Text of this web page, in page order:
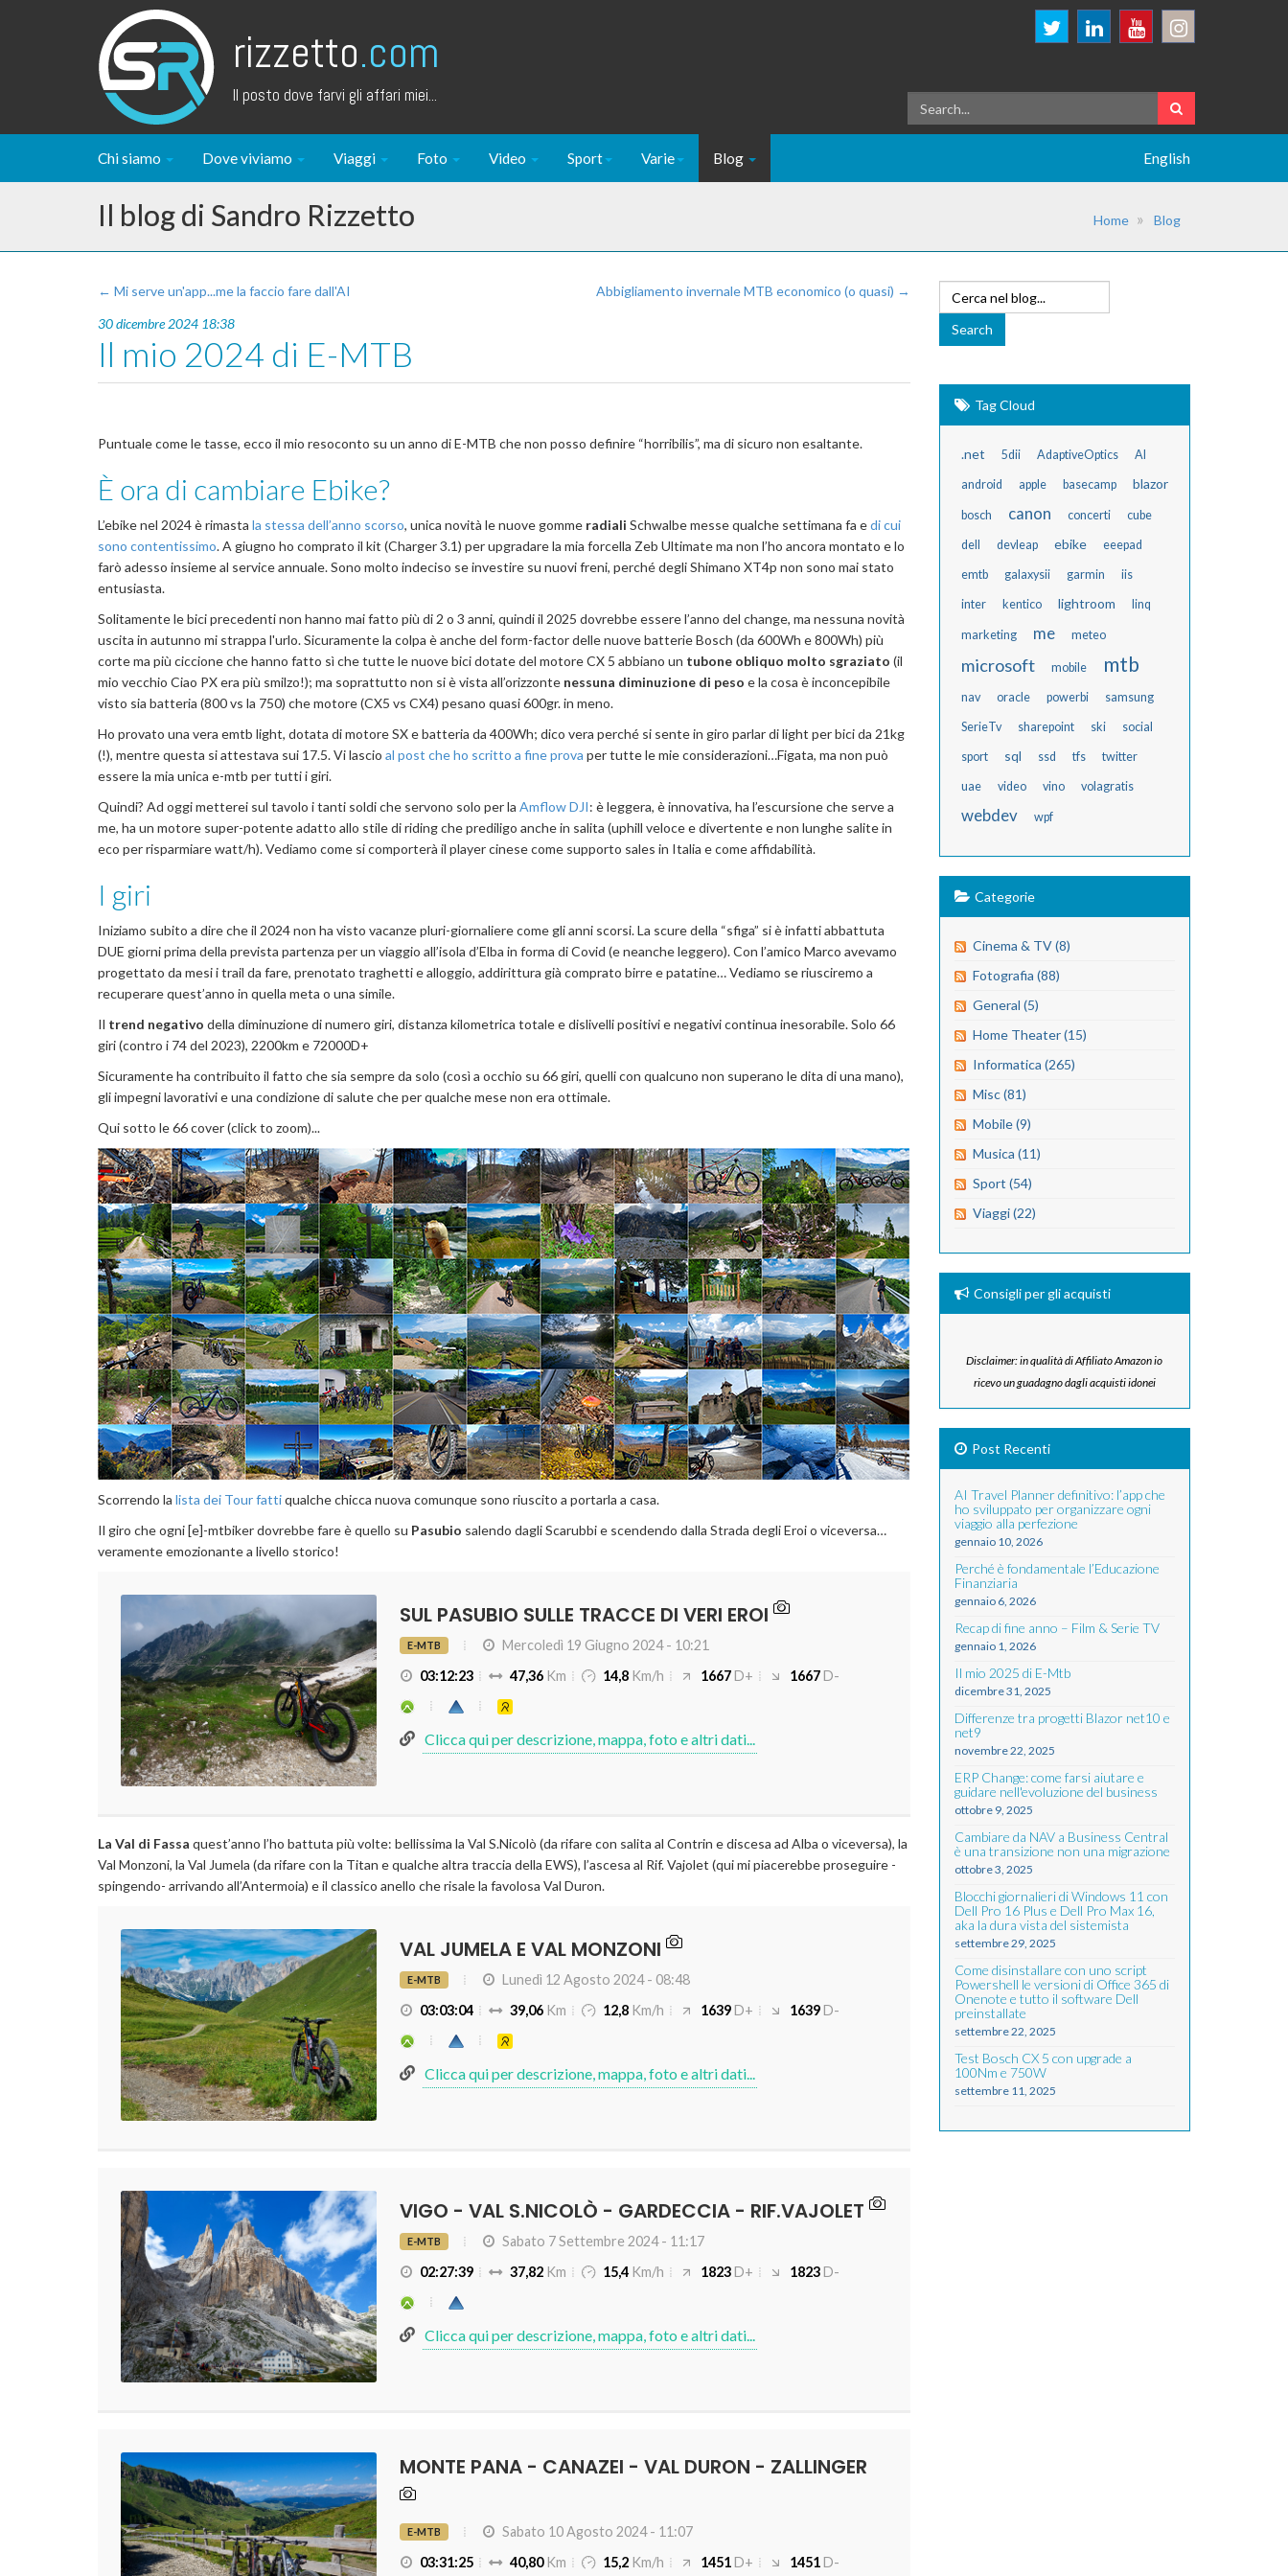
rizzetto.com
Il posto dove farvi gli affari miei...
Chi siamo Dove viviamo Viaggi Foto Video Sport Varie Blog English
Il blog di Sandro Rizzetto Home Blog
← Mi serve un'app...me la faccio fare dall'AI
Abbigliamento invernale MTB economico (o quasi) →
30 dicembre 2024 18:38
Il mio 2024 di E-MTB
Puntuale come le tasse, ecco il mio resoconto su un anno di E-MTB che non posso definire “horribilis”, ma di sicuro non esaltante.
È ora di cambiare Ebike?
L’ebike nel 2024 è rimasta la stessa dell’anno scorso, unica novità le nuove gomme radiali Schwalbe messe qualche settimana fa edi cui
sono contentissimo. A giugno ho comprato il kit (Charger 3.1) per upgradare la mia forcella Zeb Ultimate ma non l’ho ancora montato e lo
farò adesso insieme al service annuale. Sono molto indeciso se investire su nuovi freni, perché degli Shimano XT4p non sono mai stato
entusiasta.
Solitamente le bici precedenti non hanno mai fatto più di 2 o 3 anni, quindi il 2025 dovrebbe essere l’anno del change, ma nessuna novità
uscita in autunno mi strappa l'urlo. Sicuramente la colpa è anche del form-factor delle nuove batterie Bosch (da 600Wh e 800Wh) più
corte ma più ciccione che hanno fatto sì che tutte le nuove bici dotate del motore CX 5 abbiano un tubone obliquo molto sgraziato (il
mio vecchio Ciao PX era più smilzo!); ma soprattutto non si è vista all’orizzonte nessuna diminuzione di peso e la cosa è inconcepibile
visto sia batteria (800 vs la 750) che motore (CX5 vs CX4) pesano quasi 600gr. in meno.
Ho provato una vera emtb light, dotata di motore SX e batteria da 400Wh; dico vera perché si sente in giro parlar di light per bici da 21kg
(!), mentre questa si attestava sui 17.5. Vi lascio al post che ho scritto a fine prova per tutte le mie considerazioni…Figata, ma non può
essere la mia unica e-mtb per tutti i giri.
Quindi? Ad oggi metterei sul tavolo i tanti soldi che servono solo per la Amflow DJI: è leggera, è innovativa, ha l’escursione che serve a
me, ha un motore super-potente adatto allo stile di riding che prediligo anche in salita (uphill veloce e divertente e non lunghe salite in
eco per risparmiare watt/h). Vediamo come si comporterà il player cinese come supporto sales in Italia e come affidabilità.
I giri
Iniziamo subito a dire che il 2024 non ha visto vacanze pluri-giornaliere come gli anni scorsi. La scure della “sfiga” si è infatti abbattuta
DUE giorni prima della prevista partenza per un viaggio all’isola d’Elba in forma di Covid (e neanche leggero). Con l’amico Marco avevamo
progettato da mesi i trail da fare, prenotato traghetti e alloggio, addirittura già comprato birre e patatine… Vediamo se riusciremo a
recuperare quest’anno in quella meta o una simile.
Il trend negativo della diminuzione di numero giri, distanza kilometrica totale e dislivelli positivi e negativi continua inesorabile. Solo 66
giri (contro i 74 del 2023), 2200km e 72000D+
Sicuramente ha contribuito il fatto che sia sempre da solo (così a occhio su 66 giri, quelli con qualcuno non superano le dita di una mano),
gli impegni lavorativi e una condizione di salute che per qualche mese non era ottimale.
Qui sotto le 66 cover (click to zoom)...
Scorrendo la lista dei Tour fattiqualche chicca nuova comunque sono riuscito a portarla a casa.
Il giro che ogni [e]-mtbiker dovrebbe fare è quello su Pasubio salendo dagli Scarubbi e scendendo dalla Strada degli Eroi o viceversa…
veramente emozionante a livello storico!
La Val di Fassa quest’anno l’ho battuta più volte: bellissima la Val S.Nicolò (da rifare con salita al Contrin e discesa ad Alba o viceversa), la
Val Monzoni, la Val Jumela (da rifare con la Titan e qualche altra traccia della EWS), l’ascesa al Rif. Vajolet (qui mi piacerebbe proseguire -
spingendo- arrivando all’Antermoia) e il classico anello che risale la favolosa Val Duron.
Tag Cloud
.net 5dii AdaptiveOptics AI
android apple basecamp blazor
bosch canon concerti cube
dell devleap ebike eeepad
emtb galaxysii garmin iis
inter kentico lightroom linq
marketing me meteo
microsoft mobile mtb
nav oracle powerbi samsung
SerieTv sharepoint ski social
sport sql ssd tfs twitter
uae video vino volagratis
webdev wpf
Categorie
Cinema & TV (8)
Fotografia (88)
General (5)
Home Theater (15)
Informatica (265)
Misc (81)
Mobile (9)
Musica (11)
Sport (54)
Viaggi (22)
Consigli per gli acquisti
Disclaimer: in qualità di Affiliato Amazon io
ricevo un guadagno dagli acquisti idonei
Post Recenti
AI Travel Planner definitivo: l’app che
ho sviluppato per organizzare ogni
viaggio alla perfezione
gennaio 10, 2026
Perché è fondamentale l’Educazione
Finanziaria
gennaio 6, 2026
Recap di fine anno – Film & Serie TV
gennaio 1, 2026
Il mio 2025 di E-Mtb
dicembre 31, 2025
Differenze tra progetti Blazor net10 e
net9
novembre 22, 2025
ERP Change: come farsi aiutare e
guidare nell'evoluzione del business
ottobre 9, 2025
Cambiare da NAV a Business Central
è una transizione non una migrazione
ottobre 3, 2025
Blocchi giornalieri di Windows 11 con
Dell Pro 16 Plus e Dell Pro Max 16,
aka la dura vista del sistemista
settembre 29, 2025
Come disinstallare con uno script
Powershell le versioni di Office 365 di
Onenote e tutto il software Dell
preinstallate
settembre 22, 2025
Test Bosch CX 5 con upgrade a
100Nm e 750W
settembre 11, 2025